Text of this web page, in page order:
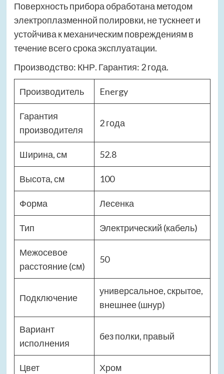
Поверхность прибора обработана методом
электроплазменной полировки, не тускнеет и
устойчива к механическим повреждениям в
течение всего срока эксплуатации.
Производство: КНР. Гарантия: 2 года.
Производитель Energy
Гарантия
производителя
2 года
Ширина, см 52.8
Высота, см 100
Форма Лесенка
Тип Электрический (кабель)
Межосевое
расстояние (см)
50
Подключение
универсальное, скрытое,
внешнее (шнур)
Вариант
исполнения
без полки, правый
Цвет Хром